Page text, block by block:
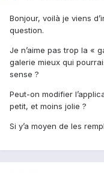
Bonjour, voilà je viens
question.
Je n’aime pas trop la «
galerie mieux qui
sense ?
Peut-on modifier
petit, et moins jolie ?
Si y’a moyen de les